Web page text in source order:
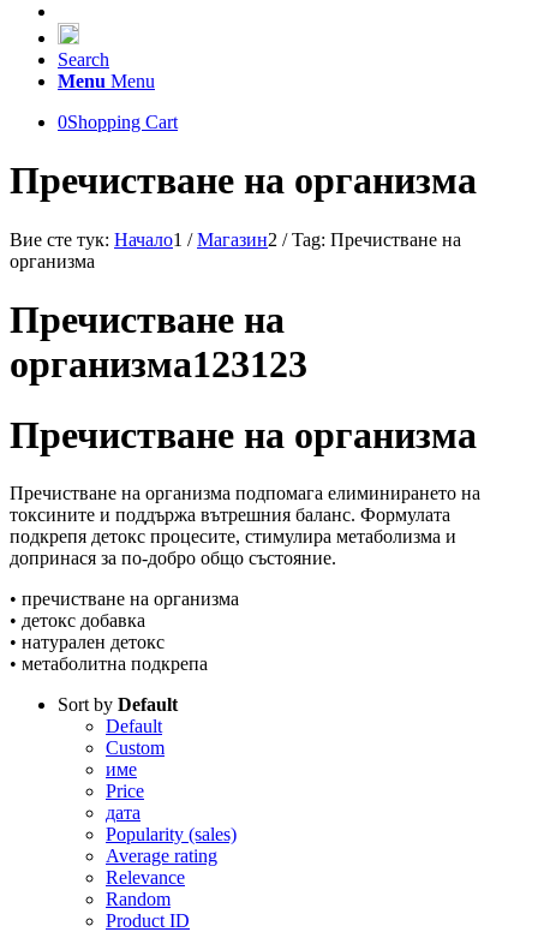
Search
Menu Menu
0Shopping Cart
Пречистване на организма
Вие сте тук: Начало1 / Магазин2 / Tag: Пречистване на
организма
Пречистване на
организма123123
Пречистване на организма
Пречистване на организма подпомага елиминирането на
токсините и поддържа вътрешния баланс. Формулата
подкрепя детокс процесите, стимулира метаболизма и
допринася за по-добро общо състояние.
• пречистване на организма
• детокс добавка
• натурален детокс
• метаболитна подкрепа
Sort by Default
Default
Custom
име
Price
дата
Popularity (sales)
Average rating
Relevance
Random
Product ID